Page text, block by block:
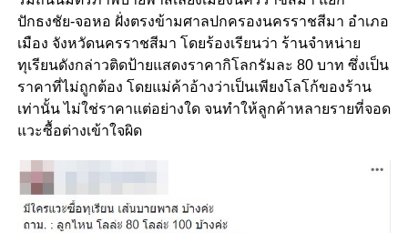
ปักธงชัย-จอหอ ฝั่งตรงข้ามศาลปกครองนครราชสีมา อำเภอ
เมือง จังหวัดนครราชสีมา โดยร้องเรียนว่า ร้านจำหน่าย
ทุเรียนดังกล่าวติดป้ายแสดงราคากิโลกรัมละ 80 บาท ซึ่งเป็น
ราคาที่ไม่ถูกต้อง โดยแม่ค้าอ้างว่าเป็นเพียงโลโก้ของร้าน
เท่านั้น ไม่ใช่ราคาแต่อย่างใด จนทำให้ลูกค้าหลายรายที่จอด
แวะซื้อต่างเข้าใจผิด